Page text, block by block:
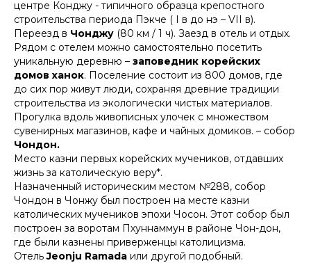
центре Конджу - типичного образца крепостного
строительства периода Пэкче ( I в до нэ – VII в).
Переезд в Чонджу (80 км / 1 ч). Заезд в отель и отдых.
Рядом с отелем можно самостоятельно посетить
уникальную деревню – заповедник корейских
домов ханок. Поселение состоит из 800 домов, где
до сих пор живут люди, сохраняя древние традиции
строительства из экологически чистых материалов.
Прогулка вдоль живописных улочек с множеством
сувенирных магазинов, кафе и чайных домиков. – собор
Чондон.
Место казни первых корейских мучеников, отдавших
жизнь за католическую веру*.
Назначенный историческим местом №288, собор
Чондон в Чонжу был построен на месте казни
католических мучеников эпохи Чосон. Этот собор был
построен за воротам Пхуннаммун в районе Чон-дон,
где были казнены приверженцы католицизма.
ОтельJeonju Ramada или другой подобный.